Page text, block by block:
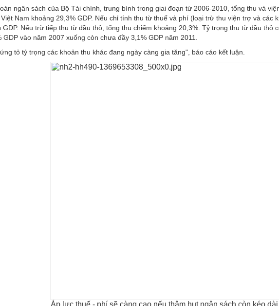
ngân sách của Bộ Tài chính, trung bình trong giai đoạn từ 2006-2010, tổng thu và
Nam khoảng 29,3% GDP. Nếu chỉ tính thu từ thuế và phí (loại trừ thu viện trợ và các
GDP. Nếu trừ tiếp thu từ dầu thô, tổng thu chiếm khoảng 20,3%. Tỷ trọng thu từ dầu thô
GDP vào năm 2007 xuống còn chưa đầy 3,1% GDP năm 2011.
tỏ tỷ trọng các khoản thu khác đang ngày càng gia tăng", báo cáo kết luận.
Áp lực thuế - phí sẽ càng cao nếu thâm hụt ngân sách còn kéo dài.